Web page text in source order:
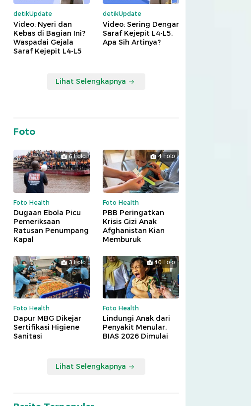
detikUpdate
Video: Nyeri dan
Kebas di Bagian Ini?
Waspadai Gejala
Saraf Kejepit L4-L5
detikUpdate
Video: Sering Dengar
Saraf Kejepit L4-L5,
Apa Sih Artinya?
Lihat Selengkapnya
Foto
6 Foto
Foto Health
Dugaan Ebola Picu
Pemeriksaan
Ratusan Penumpang
Kapal
4 Foto
Foto Health
PBB Peringatkan
Krisis Gizi Anak
Afghanistan Kian
Memburuk
3 Foto
Foto Health
Dapur MBG Dikejar
Sertifikasi Higiene
Sanitasi
10 Foto
Foto Health
Lindungi Anak dari
Penyakit Menular,
BIAS 2026 Dimulai
Lihat Selengkapnya